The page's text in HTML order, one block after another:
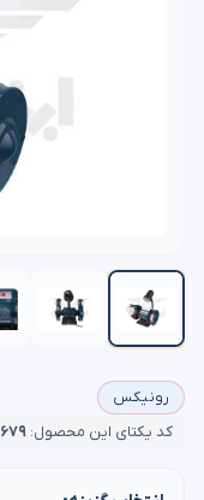
رونیکس
کد یکتای این محصول: ۶۷۹